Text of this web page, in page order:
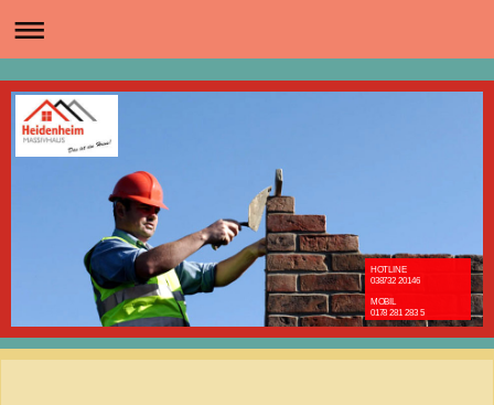
HOTLINE
038732 20146
MOBIL
0178 281 283 5